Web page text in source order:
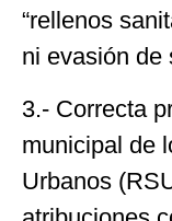
“rellenos
ni evasión de
3.- Correcta
municipal de
Urbanos